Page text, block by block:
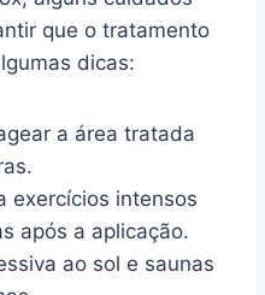
que o tratamento
dicas:
a área tratada
exercícios intensos
após a aplicação.
ao sol e saunas